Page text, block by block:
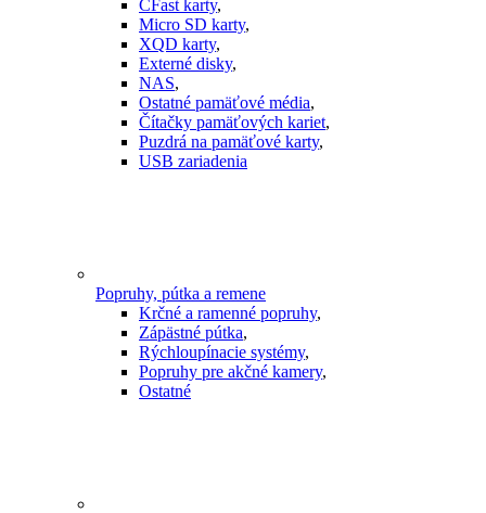
CFast karty,
Micro SD karty,
XQD karty,
Externé disky,
NAS,
Ostatné pamäťové média,
Čítačky pamäťových kariet,
Puzdrá na pamäťové karty,
USB zariadenia
Popruhy, pútka a remene
Krčné a ramenné popruhy,
Zápästné pútka,
Rýchloupínacie systémy,
Popruhy pre akčné kamery,
Ostatné